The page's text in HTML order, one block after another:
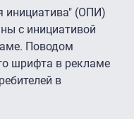
инициатива" (ОПИ)
с инициативой
Поводом
шрифта в рекламе
в